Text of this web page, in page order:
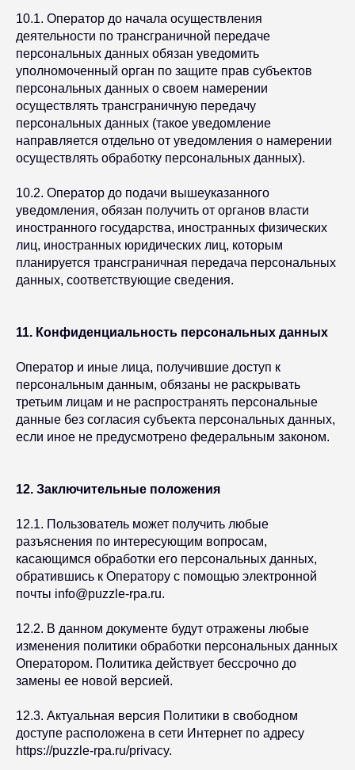
10.1. Оператор до начала осуществления
деятельности по трансграничной передаче
персональных данных обязан уведомить
уполномоченный орган по защите прав субъектов
персональных данных о своем намерении
осуществлять трансграничную передачу
персональных данных (такое уведомление
направляется отдельно от уведомления о намерении
осуществлять обработку персональных данных).
10.2. Оператор до подачи вышеуказанного
уведомления, обязан получить от органов власти
иностранного государства, иностранных физических
лиц, иностранных юридических лиц, которым
планируется трансграничная передача персональных
данных, соответствующие сведения.
11. Конфиденциальность персональных данных
Оператор и иные лица, получившие доступ к
персональным данным, обязаны не раскрывать
третьим лицам и не распространять персональные
данные без согласия субъекта персональных данных,
если иное не предусмотрено федеральным законом.
12. Заключительные положения
12.1. Пользователь может получить любые
разъяснения по интересующим вопросам,
касающимся обработки его персональных данных,
обратившись к Оператору с помощью электронной
почты info@puzzle-rpa.ru.
12.2. В данном документе будут отражены любые
изменения политики обработки персональных данных
Оператором. Политика действует бессрочно до
замены ее новой версией.
12.3. Актуальная версия Политики в свободном
доступе расположена в сети Интернет по адресу
https://puzzle-rpa.ru/privacy.